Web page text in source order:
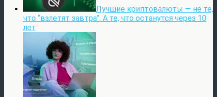
Лучшие криптовалюты — не те,
что “взлетят завтра”. А те, что останутся через 10
лет